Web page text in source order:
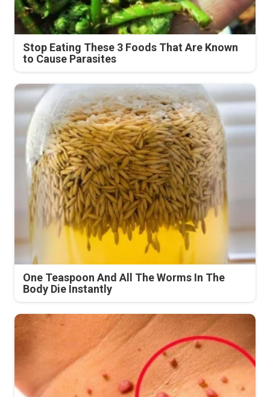
Stop Eating These 3 Foods That Are Known
to Cause Parasites
One Teaspoon And All The Worms In The
Body Die Instantly